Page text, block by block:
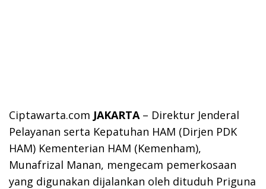
Ciptawarta.com JAKARTA – Direktur Jenderal
Pelayanan serta Kepatuhan HAM (Dirjen PDK
HAM) Kementerian HAM (Kemenham),
Munafrizal Manan, mengecam pemerkosaan
yang digunakan dijalankan oleh dituduh Priguna